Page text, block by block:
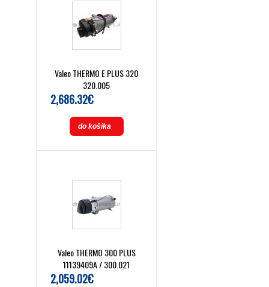
Valeo THERMO E PLUS 320
320.005
2,686.32€
do košíka
Valeo THERMO 300 PLUS
11139409A / 300.021
2,059.02€